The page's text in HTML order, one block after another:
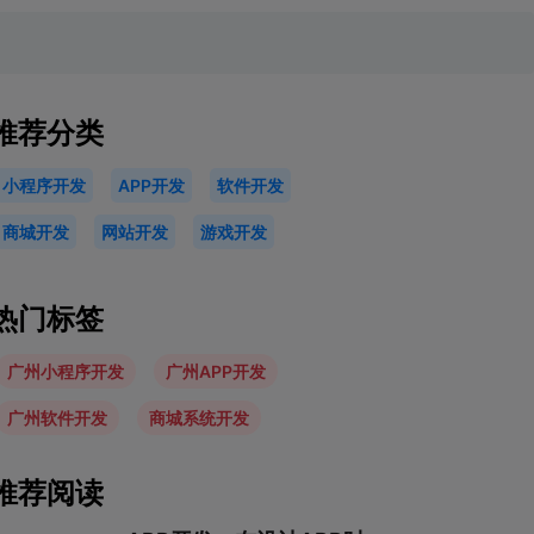
荐分类
小程序开发 APP开发 软件开发
商城开发 网站开发 游戏开发
门标签
广州小程序开发 广州APP开发
广州软件开发 商城系统开发
荐阅读